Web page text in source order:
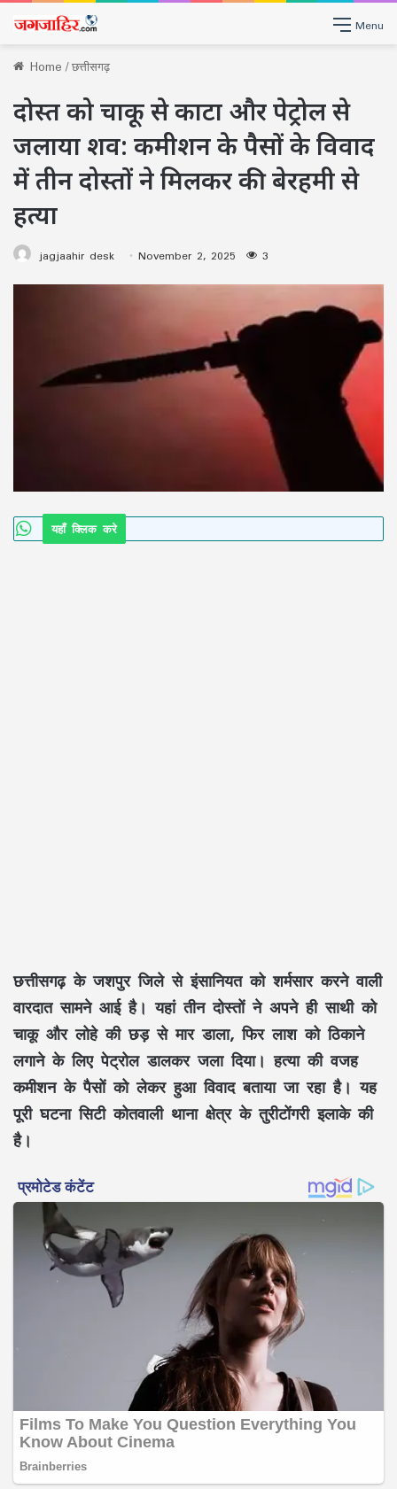
Menu
Home/छत्तीसगढ़
दोस्त को चाकू से काटा और पेट्रोल से
जलाया शव: कमीशन के पैसों के विवाद
में तीन दोस्तों ने मिलकर की बेरहमी से
हत्या
jagjaahir desk November 2, 2025 3
यहाँ क्लिक करे
छत्तीसगढ़ के जशपुर जिले से इंसानियत को शर्मसार करने वाली
वारदात सामने आई है। यहां तीन दोस्तों ने अपने ही साथी को
चाकू और लोहे की छड़ से मार डाला, फिर लाश को ठिकाने
लगाने के लिए पेट्रोल डालकर जला दिया। हत्या की वजह
कमीशन के पैसों को लेकर हुआ विवाद बताया जा रहा है। यह
पूरी घटना सिटी कोतवाली थाना क्षेत्र के तुरीटोंगरी इलाके की
है।